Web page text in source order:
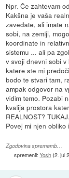
Npr. Če zahtevam
Kakšna je vaša
zavedate, ali imate
sobi, na zemlji,
koordinate in
sistemu ... ali pa
v svoji dnevni sobi
katere ste mi
bodo te stvari tam,
ampak odgovor na
vidim temo. Pozabi
kvalija prostora
REALNOST?
Povej mi njen obliko
Zgodovina sprememb…
spremenil:Yosh(2. jul